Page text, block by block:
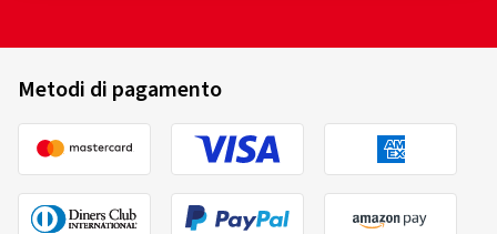
Metodi di pagamento